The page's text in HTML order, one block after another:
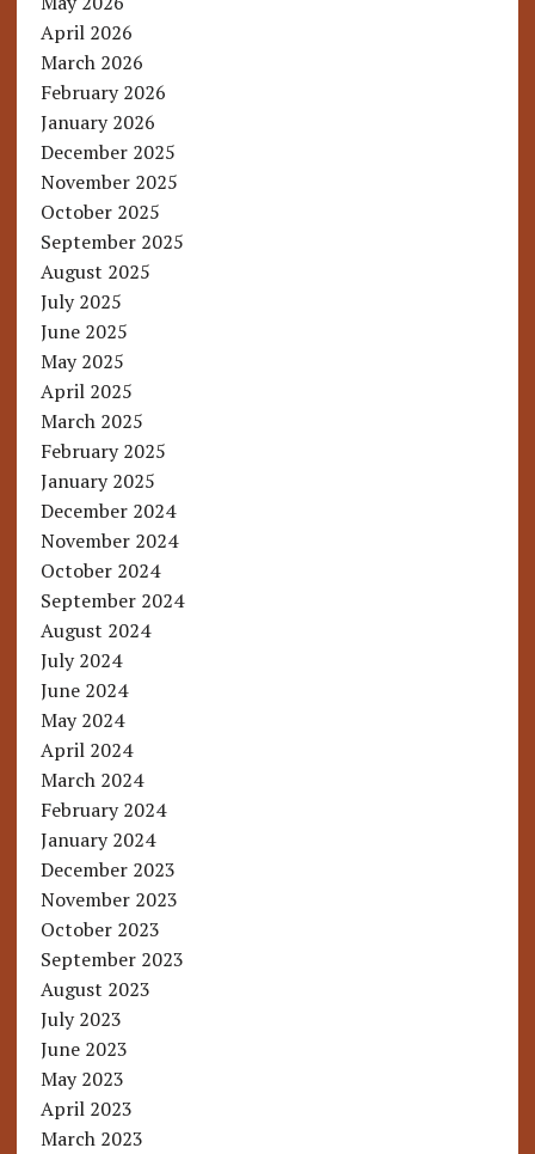
April 2026
March 2026
February 2026
January 2026
December 2025
November 2025
October 2025
September 2025
August 2025
July 2025
June 2025
May 2025
April 2025
March 2025
February 2025
January 2025
December 2024
November 2024
October 2024
September 2024
August 2024
July 2024
June 2024
May 2024
April 2024
March 2024
February 2024
January 2024
December 2023
November 2023
October 2023
September 2023
August 2023
July 2023
June 2023
May 2023
April 2023
March 2023